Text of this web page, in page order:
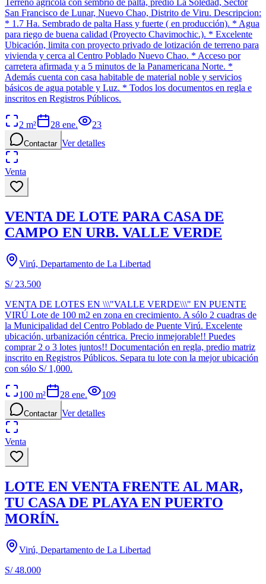
Terreno agrícola con sembrío de palta, predio La Soledad, Sector
San Francisco de Lunar, Nuevo Chao, Distrito de Viru. Descripcion:
* 1.7 Ha. Sembrado de palta Hass y fuerte ( en producción). * Agua
para riego de buena calidad (Proyecto Chavimochic.). * Excelente
Ubicación, limita con proyecto privado de lotización de terreno para
vivienda y cerca al Centro Poblado Nuevo Chao. * Acceso por
carretera afirmada y a 5 minutos de la Panamericana Norte. *
Además cuenta con casa habitable de material noble y servicios
básicos de agua potable y Luz. * Todos los documentos en regla e
inscritos en Registros Públicos.
2 m² 28 ene. 23
Contactar Ver detalles
Venta
VENTA DE LOTE PARA CASA DE
CAMPO EN URB. VALLE VERDE
Virú, Departamento de La Libertad
S/ 23.500
VENTA DE LOTES EN \\\"VALLE VERDE\\\" EN PUENTE
VIRÚ Lote de 100 m2 en zona en crecimiento. A sólo 2 cuadras de
la Municipalidad del Centro Poblado de Puente Virú. Excelente
ubicación, urbanización céntrica. Precio inmejorable!! Puedes
comprar 2 o 3 lotes juntos!! Documentación en regla, predio matriz
inscrito en Registros Públicos. Separa tu lote con la mejor ubicación
con sólo S/ 1,000.
100 m² 28 ene. 109
Contactar Ver detalles
Venta
LOTE EN VENTA FRENTE AL MAR,
TU CASA DE PLAYA EN PUERTO
MORÍN.
Virú, Departamento de La Libertad
S/ 48.000